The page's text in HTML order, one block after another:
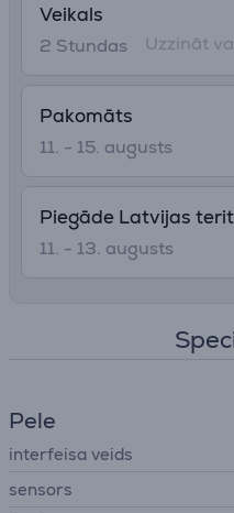
Veikals
2 Stundas
Uzzināt
Pakomāts
11. - 15. augusts
Piegāde Latvijas
11. - 13. augusts
Pele
interfeisa veids
sensors